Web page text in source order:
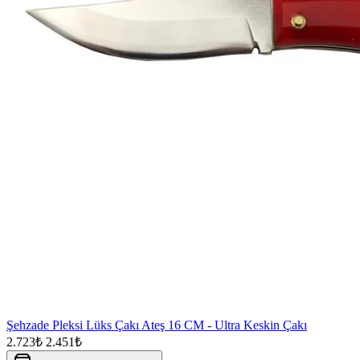
Şehzade Pleksi Lüks Çakı Ateş 16 CM - Ultra Keskin Çakı
2.723₺ 2.451₺